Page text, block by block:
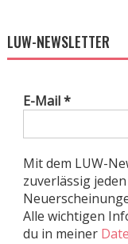
LUW-NEWSLETTER
E-Mail*
Mit dem LUW-
zuverlässig
Alle wichtigen
du in meiner